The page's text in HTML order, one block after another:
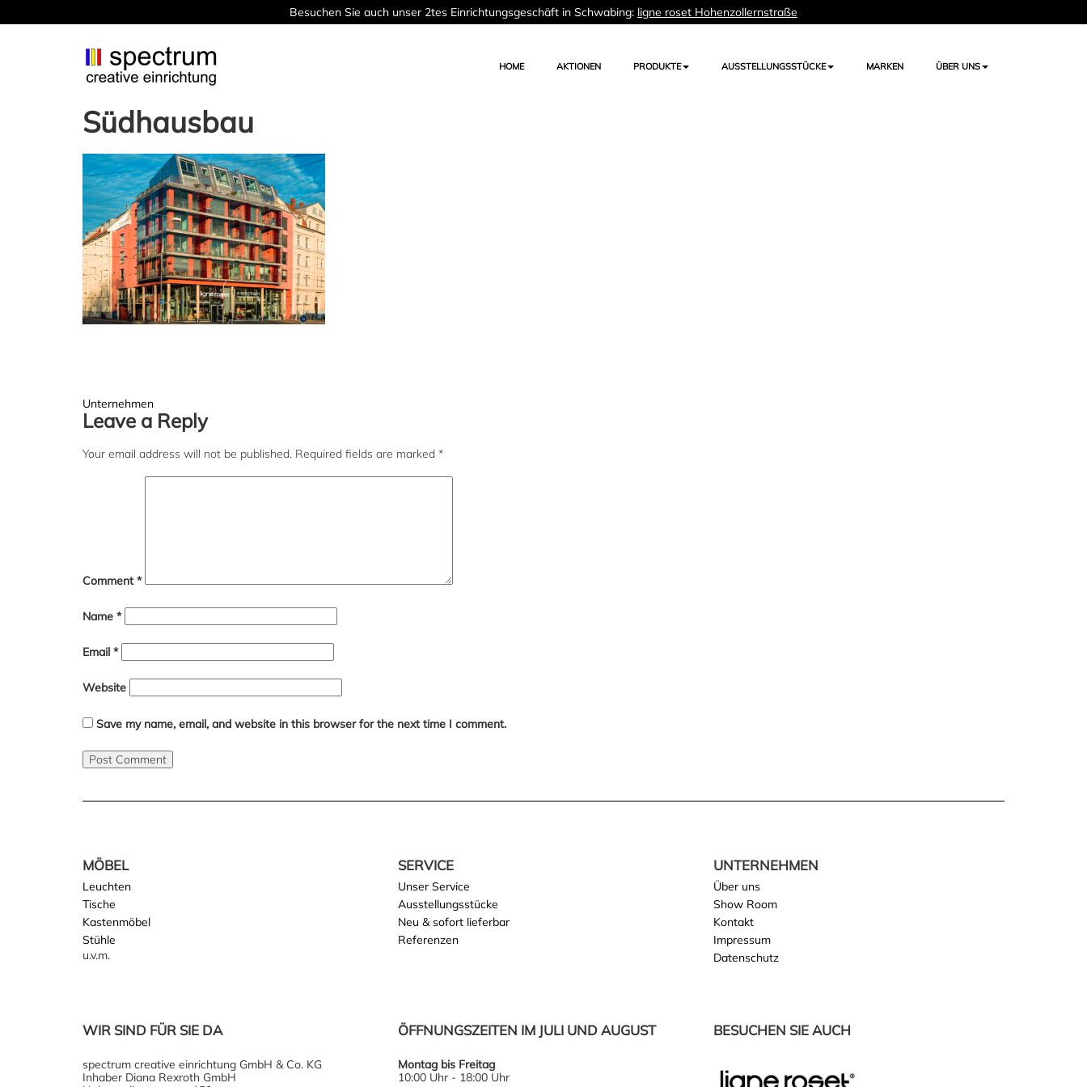
Besuchen Sie auch unser 2tes Einrichtungsgeschäft in Schwabing: ligne roset Hohenzollernstraße
HOME AKTIONEN PRODUKTE AUSSTELLUNGSSTÜCKE MARKEN ÜBER UNS
Südhausbau
Post
navigation
Unternehmen
Leave a Reply
Your email address will not be published. Required fields are marked *
Comment*
Name *
Email *
Website
Save my name, email, and website in this browser for the next time I comment.
MÖBEL
Leuchten
Tische
Kastenmöbel
Stühle
u.v.m.
SERVICE
Unser Service
Ausstellungsstücke
Neu & sofort lieferbar
Referenzen
UNTERNEHMEN
Über uns
Show Room
Kontakt
Impressum
Datenschutz
WIR SIND FÜR SIE DA
spectrum creative einrichtung GmbH & Co. KG
Inhaber Diana Rexroth GmbH
ÖFFNUNGSZEITEN IM JULI UND AUGUST
Montag bis Freitag
10:00 Uhr - 18:00 Uhr
BESUCHEN SIE AUCH